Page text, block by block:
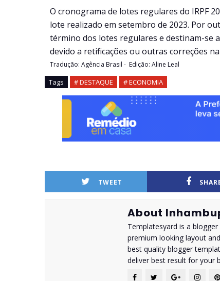
O cronograma de lotes regulares do IRPF
lote realizado em setembro de 2023. Por
término dos lotes regulares e destinam-se
devido a retificações ou outras correções
Tradução: Agência Brasil - Edição: Aline Leal
Tags # DESTAQUE # ECONOMIA
TWEET
About
Templatesyard is a
premium looking layout
best quality blogger
deliver best result for your